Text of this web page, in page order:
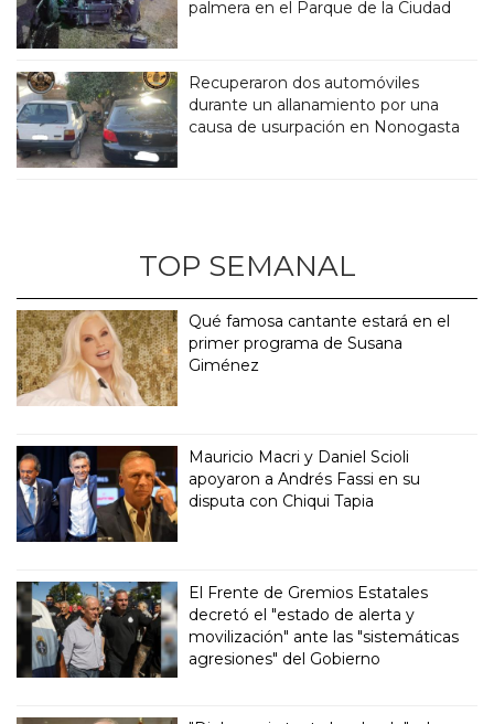
palmera en el Parque de la Ciudad
Recuperaron dos automóviles
durante un allanamiento por una
causa de usurpación en Nonogasta
TOP SEMANAL
Qué famosa cantante estará en el
primer programa de Susana
Giménez
Mauricio Macri y Daniel Scioli
apoyaron a Andrés Fassi en su
disputa con Chiqui Tapia
El Frente de Gremios Estatales
decretó el "estado de alerta y
movilización" ante las "sistemáticas
agresiones" del Gobierno